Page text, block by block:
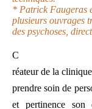
* Patrick Faugeras
plusieurs ouvrages
des psychoses,
C
réateur de la
prendre soin de
et pertinence son